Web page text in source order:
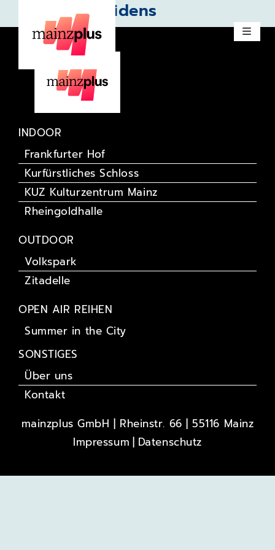
The Iron Maidens
INDOOR
Frankfurter Hof
Kurfürstliches Schloss
KUZ Kulturzentrum Mainz
Rheingoldhalle
OUTDOOR
Volkspark
Zitadelle
OPEN AIR REIHEN
Summer in the City
SONSTIGES
Über uns
Kontakt
mainzplus GmbH | Rheinstr. 66 | 55116 Mainz
Impressum
Datenschutz